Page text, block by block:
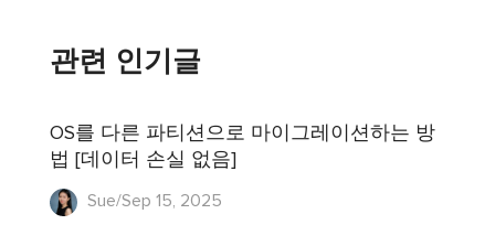
관련 인기글
OS를 다른 파티션으로 마이그레이션하는 방
법 [데이터 손실 없음]
Sue/Sep 15, 2025